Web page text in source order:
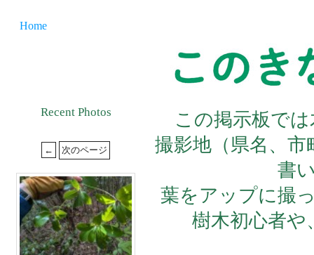
Home
Recent Photos
この掲示板で
撮影地（県名、
書
葉をアップに撮
樹木初心者や